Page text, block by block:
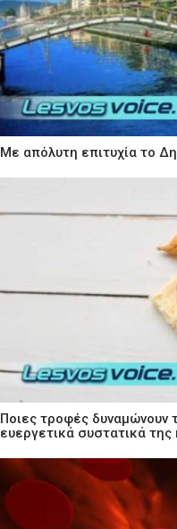
Με απόλυτη επιτυχία το
Ποιες τροφές δυναμώνουν
ευεργετικά συστατικά